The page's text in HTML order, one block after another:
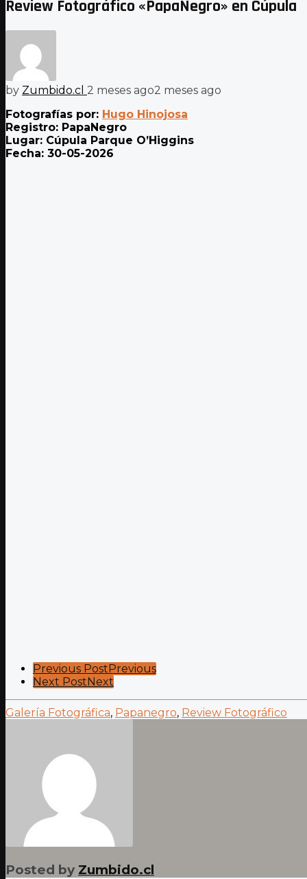
Review Fotográfico «PapaNegro» en Cúpula
by Zumbido.cl 2 meses ago2 meses ago
Fotografías por: Hugo Hinojosa
Registro: PapaNegro
Lugar: Cúpula Parque O’Higgins
Fecha: 30-05-2026
Post
Pagination
Previous PostPrevious
Next PostNext
Galería Fotográfica, Papanegro, Review Fotográfico
Posted by Zumbido.cl